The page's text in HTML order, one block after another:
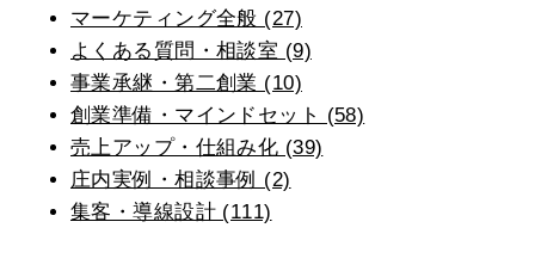
マーケティング全般 (27)
よくある質問・相談室 (9)
事業承継・第二創業 (10)
創業準備・マインドセット (58)
売上アップ・仕組み化 (39)
庄内実例・相談事例 (2)
集客・導線設計 (111)